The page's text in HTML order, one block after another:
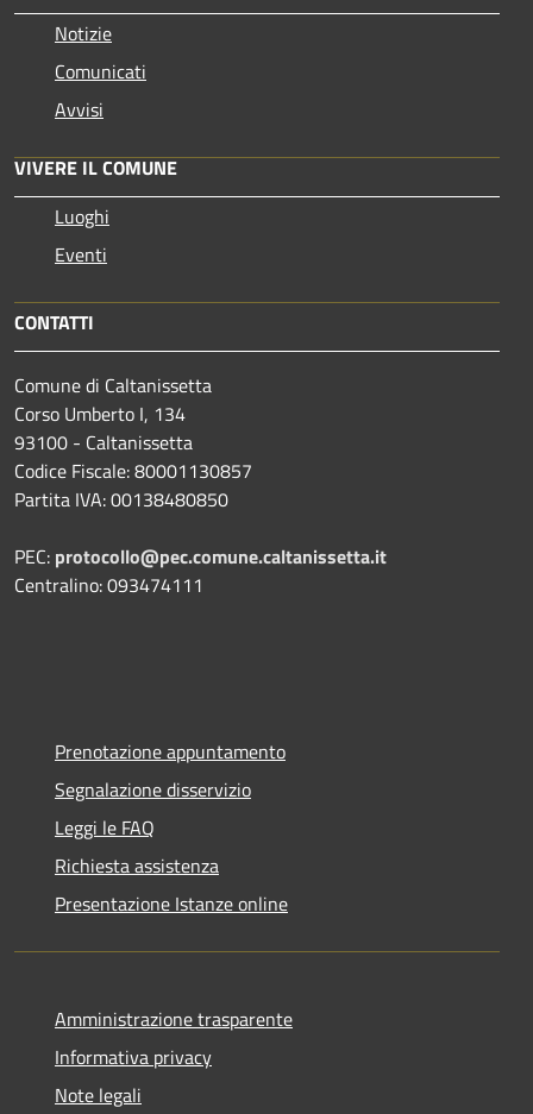
Notizie
Comunicati
Avvisi
VIVERE IL COMUNE
Luoghi
Eventi
CONTATTI
Comune di Caltanissetta
Corso Umberto I, 134
93100 - Caltanissetta
Codice Fiscale: 80001130857
Partita IVA: 00138480850
PEC: protocollo@pec.comune.caltanissetta.it
Centralino: 093474111
Prenotazione appuntamento
Segnalazione disservizio
Leggi le FAQ
Richiesta assistenza
Presentazione Istanze online
Amministrazione trasparente
Informativa privacy
Note legali